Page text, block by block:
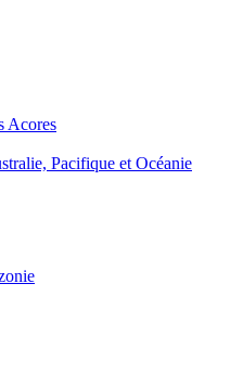
Acores
Pacifique et Océanie